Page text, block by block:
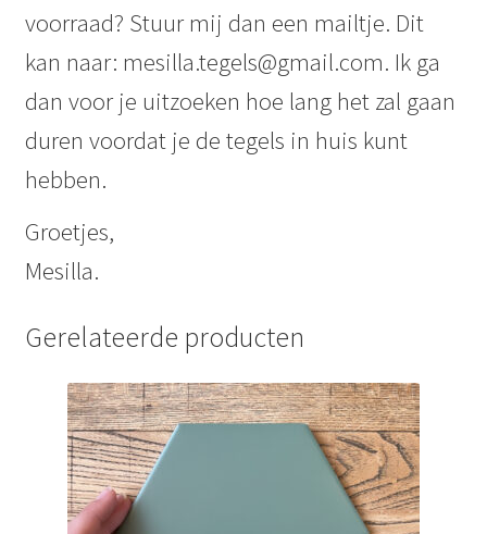
voorraad? Stuur mij dan een mailtje. Dit
kan naar: mesilla.tegels@gmail.com. Ik ga
dan voor je uitzoeken hoe lang het zal gaan
duren voordat je de tegels in huis kunt
hebben.
Groetjes,
Mesilla.
Gerelateerde producten